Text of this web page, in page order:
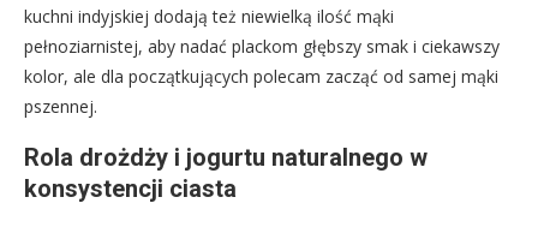
kuchni indyjskiej dodają też niewielką ilość mąki
pełnoziarnistej, aby nadać plackom głębszy smak i ciekawszy
kolor, ale dla początkujących polecam zacząć od samej mąki
pszennej.
Rola drożdży i jogurtu naturalnego w
konsystencji ciasta